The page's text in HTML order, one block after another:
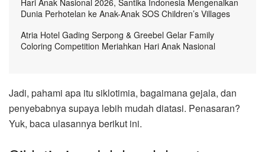
Hari Anak Nasional 2026, Santika Indonesia Mengenalkan
Dunia Perhotelan ke Anak-Anak SOS Children’s Villages
Atria Hotel Gading Serpong & Greebel Gelar Family
Coloring Competition Meriahkan Hari Anak Nasional
Jadi, pahami apa itu siklotimia, bagaimana gejala, dan
penyebabnya supaya lebih mudah diatasi. Penasaran?
Yuk, baca ulasannya berikut ini.